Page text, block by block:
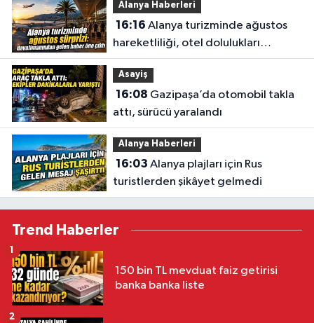
Alanya Haberleri
16:16
hareketliliği, otel dolulukları
yükseldi
Asayiş
16:08
attı, sürücü yaralandı
Alanya Haberleri
16:03
turistlerden şikâyet gelmedi
Trend Haberler
150 bin TL mevduat faiz getirisi
banka banka liste
1
2